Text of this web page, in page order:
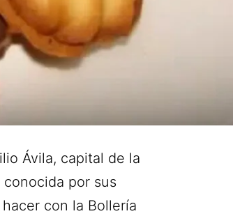
Ávila, capital de la
por sus
con la Bollería